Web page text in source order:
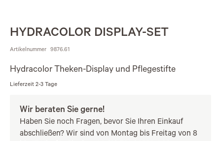
HYDRACOLOR DISPLAY-SET
Artikelnummer 9876.61
Hydracolor Theken-Display und Pflegestifte
Lieferzeit 2-3 Tage
Wir beraten Sie gerne!
Haben Sie noch Fragen, bevor Sie Ihren Einkauf
abschließen? Wir sind von Montag bis Freitag von 8